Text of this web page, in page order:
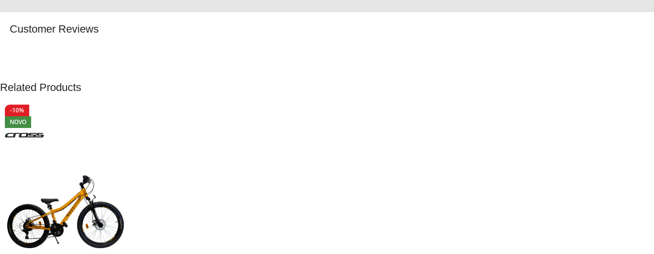
Customer Reviews
Related Products
-10%
NOVO